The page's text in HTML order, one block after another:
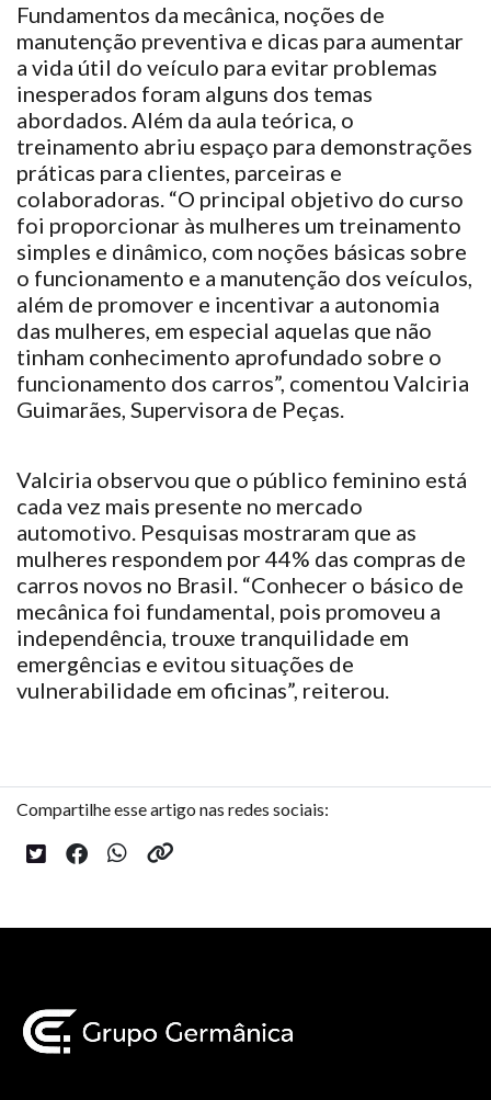
Fundamentos da mecânica, noções de
manutenção preventiva e dicas para aumentar
a vida útil do veículo para evitar problemas
inesperados foram alguns dos temas
abordados. Além da aula teórica, o
treinamento abriu espaço para demonstrações
práticas para clientes, parceiras e
colaboradoras. “O principal objetivo do curso
foi proporcionar às mulheres um treinamento
simples e dinâmico, com noções básicas sobre
o funcionamento e a manutenção dos veículos,
além de promover e incentivar a autonomia
das mulheres, em especial aquelas que não
tinham conhecimento aprofundado sobre o
funcionamento dos carros”, comentou Valciria
Guimarães, Supervisora de Peças.
Valciria observou que o público feminino está
cada vez mais presente no mercado
automotivo. Pesquisas mostraram que as
mulheres respondem por 44% das compras de
carros novos no Brasil. “Conhecer o básico de
mecânica foi fundamental, pois promoveu a
independência, trouxe tranquilidade em
emergências e evitou situações de
vulnerabilidade em oficinas”, reiterou.
Compartilhe esse artigo nas redes sociais: